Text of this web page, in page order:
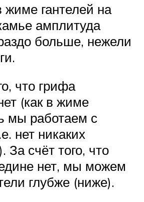
гантелей на
амплитуда
больше, нежели
что грифа
(как в жиме
мы работаем с
нет никаких
За счёт того, что
нет, мы можем
глубже (ниже).